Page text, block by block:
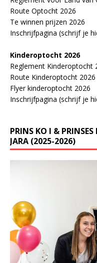
Route Optocht 2026
Te winnen prijzen 2026
Inschrijfpagina (schrijf je
Kinderoptocht 2026
Reglement Kinderoptocht
Route Kinderoptocht 2026
Flyer kinderoptocht 2026
Inschrijfpagina (schrijf je
PRINS KO I & PRINSES
JARA (2025-2026)